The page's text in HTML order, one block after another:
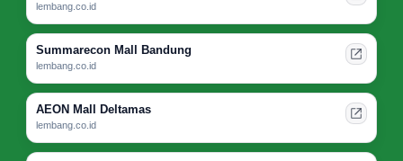
lembang.co.id
Summarecon Mall Bandung
lembang.co.id
AEON Mall Deltamas
lembang.co.id